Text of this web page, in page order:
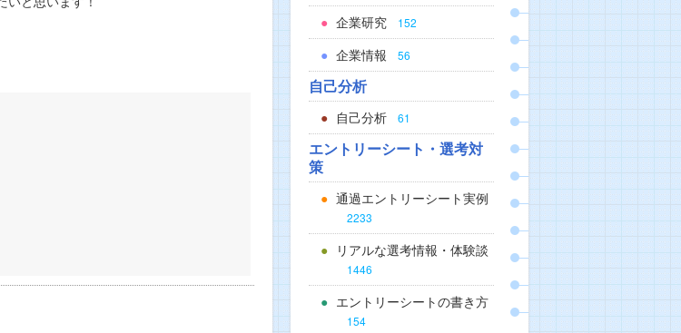
企業研究 152
企業情報 56
自己分析
自己分析 61
エントリーシート・選考対
策
通過エントリーシート実例
2233
リアルな選考情報・体験談
1446
エントリーシートの書き方
154